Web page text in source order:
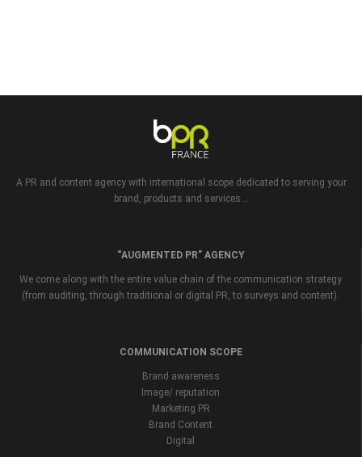
A PR and content agency with international scope dedicated to serving your
brand, products and services...
“AUGMENTED PR” AGENCY
We come along with the entire value chain of the communication strategy
(from auditing, through traditional or digital PR, to surveys and content).
COMMUNICATION SCOPE
Brand awareness
Image/ reputation
Marketing PR
Brand Content
Digital